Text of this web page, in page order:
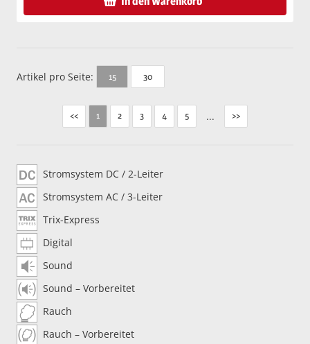
Artikel pro Seite: 15 30
<< 1 2 3 4 5 ... >>
Stromsystem DC / 2-Leiter
Stromsystem AC / 3-Leiter
Trix-Express
Digital
Sound
Sound – Vorbereitet
Rauch
Rauch – Vorbereitet